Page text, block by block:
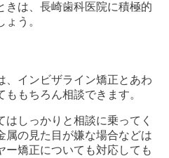
きは、長崎歯科医院に積極的
う。
、インビザライン矯正とあわ
もちろん相談できます。
しっかりと相談に乗ってく
属の見た目が嫌な場合などは
ー矯正についても対応しても